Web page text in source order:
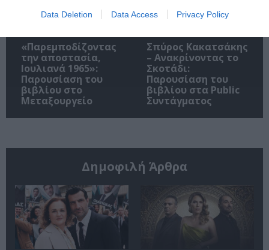
Data Deletion Data Access Privacy Policy
«Παρεμποδίζοντας
την αποστασία,
Ιουλιανά 1965»:
Παρουσίαση του
βιβλίου στο
Μεταξουργείο
Σπύρος Κακατσάκης
– Ανακρίνοντας το
Σκοτάδι:
Παρουσίαση του
βιβλίου στα Public
Συντάγματος
Δημοφιλή Άρθρα